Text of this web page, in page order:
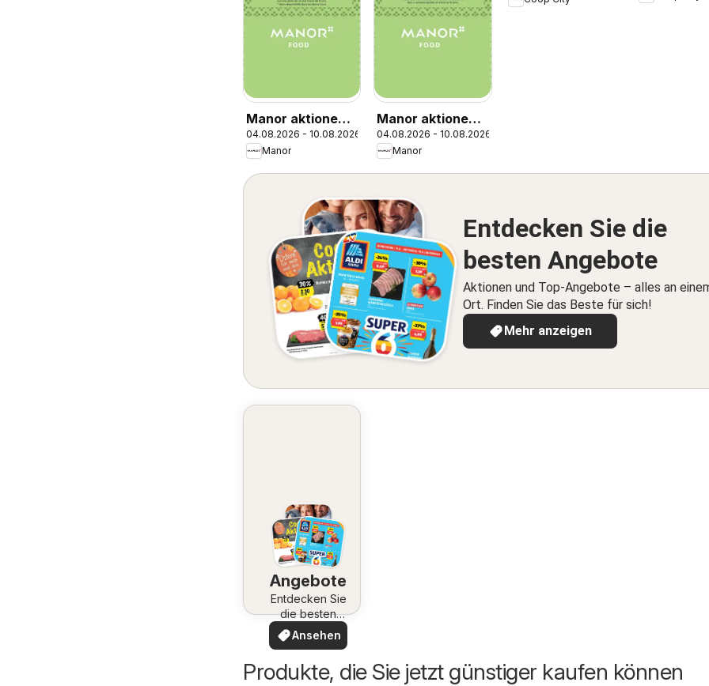
Manor aktionen
FR
04.08.2026 - 10.08.2026
Manor
Manor aktionen
IT
04.08.2026 - 10.08.2026
Manor
Entdecken Sie die
besten Angebote
Aktionen und Top-Angebote – alles an
Ort. Finden Sie das Beste für sich!
Mehr anzeigen
Angebote
Entdecken Sie
die besten
Angebote
Ansehen
Produkte, die Sie jetzt günstiger kaufen können